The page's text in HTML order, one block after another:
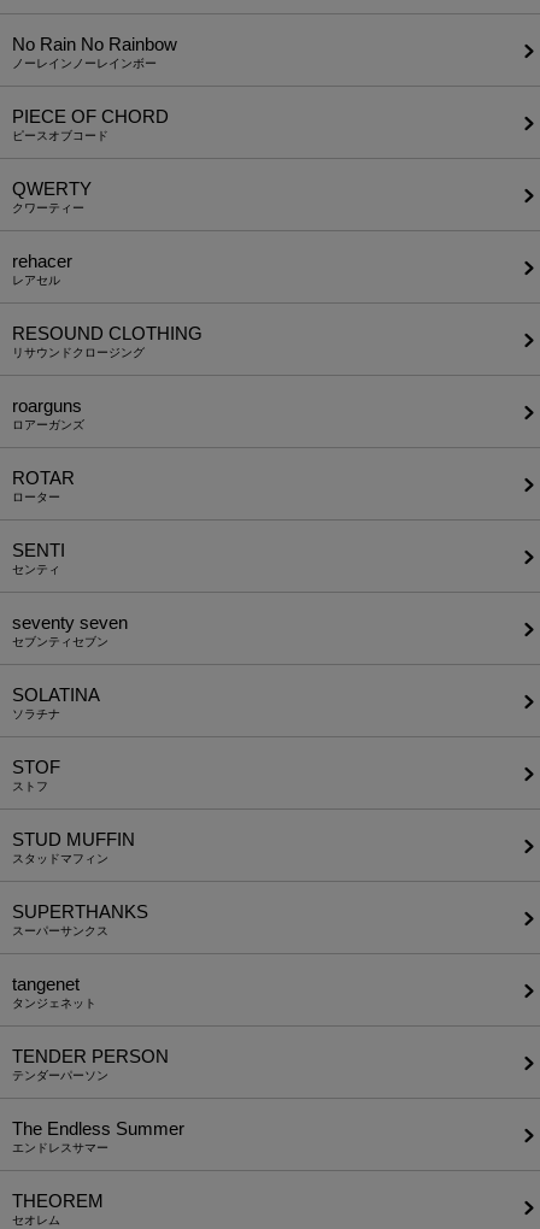
No Rain No Rainbow
ノーレインノーレインボー
PIECE OF CHORD
ピースオブコード
QWERTY
クワーティー
rehacer
レアセル
RESOUND CLOTHING
リサウンドクロージング
roarguns
ロアーガンズ
ROTAR
ローター
SENTI
センティ
seventy seven
セブンティセブン
SOLATINA
ソラチナ
STOF
ストフ
STUD MUFFIN
スタッドマフィン
SUPERTHANKS
スーパーサンクス
tangenet
タンジェネット
TENDER PERSON
テンダーパーソン
The Endless Summer
エンドレスサマー
THEOREM
セオレム